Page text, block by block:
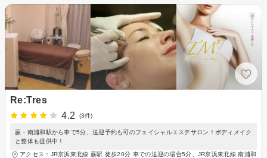
Re:Tres
4.2
(3件)
蕨・南浦和駅から車で5分、送迎予約も可のフェイシャルエステサロン！ボディメイク
と整体も提供中！
アクセス：JR京浜東北線 蕨駅 徒歩20分 車での送迎の場合5分、JR京浜東北線 南浦和